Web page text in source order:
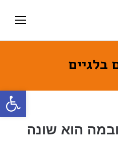
פתח
בלגיים
הוא שונה